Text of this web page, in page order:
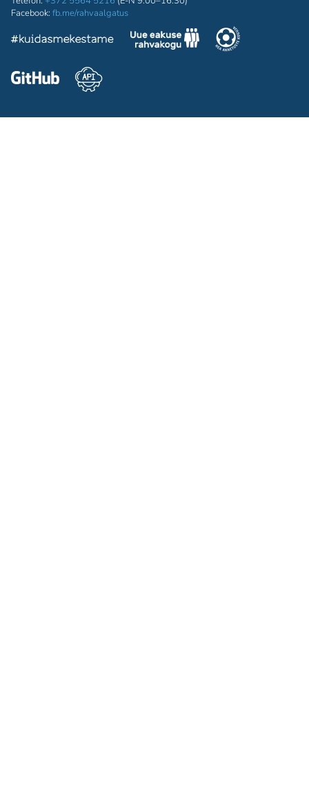
Facebook: fb.me/rahvaalgatus